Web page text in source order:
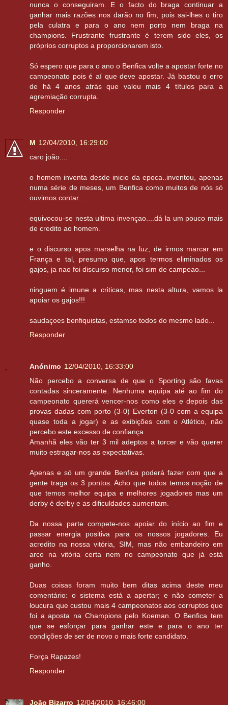
nunca o conseguiram. E o facto do braga continuar a
ganhar mais razões nos darão no fim, pois sai-lhes o tiro
pela culatra e para o ano nem porto nem braga na
champions. Frustrante frustrante é terem sido eles, os
próprios corruptos a proporcionarem isto.
Só espero que para o ano o Benfica volte a apostar forte no
campeonato pois é aí que deve apostar. Já bastou o erro
de há 4 anos atrás que valeu mais 4 títulos para a
agremiação corrupta.
Responder
M 12/04/2010, 16:29:00
caro joão....
o homem inventa desde inicio da epoca..inventou, apenas
numa série de meses, um Benfica como muitos de nós só
ouvimos contar....
equivocou-se nesta ultima invençao....dá la um pouco mais
de credito ao homem.
e o discurso apos marselha na luz, de irmos marcar em
França e tal, presumo que, apos termos eliminados os
gajos, ja nao foi discurso menor, foi sim de campeao...
ninguem é imune a criticas, mas nesta altura, vamos la
apoiar os gajos!!!
saudaçoes benfiquistas, estamso todos do mesmo lado...
Responder
Anónimo 12/04/2010, 16:33:00
Não percebo a conversa de que o Sporting são favas
contadas sinceramente. Nenhuma equipa até ao fim do
campeonato quererá vencer-nos como eles e depois das
provas dadas com porto (3-0) Everton (3-0 com a equipa
quase toda a jogar) e as exibições com o Atlético, não
percebo este excesso de confiança.
Amanhã eles vão ter 3 mil adeptos a torcer e vão querer
muito estragar-nos as expectativas.
Apenas e só um grande Benfica poderá fazer com que a
gente traga os 3 pontos. Acho que todos temos noção de
que temos melhor equipa e melhores jogadores mas um
derby é derby e as dificuldades aumentam.
Da nossa parte compete-nos apoiar do início ao fim e
passar energia positiva para os nossos jogadores. Eu
acredito na nossa vitória, SIM, mas não embandeiro em
arco na vitória certa nem no campeonato que já está
ganho.
Duas coisas foram muito bem ditas acima deste meu
comentário: o sistema está a apertar; e não cometer a
loucura que custou mais 4 campeonatos aos corruptos que
foi a aposta na Champions pelo Koeman. O Benfica tem
que se esforçar para ganhar este e para o ano ter
condições de ser de novo o mais forte candidato.
Força Rapazes!
Responder
João Bizarro 12/04/2010, 16:46:00